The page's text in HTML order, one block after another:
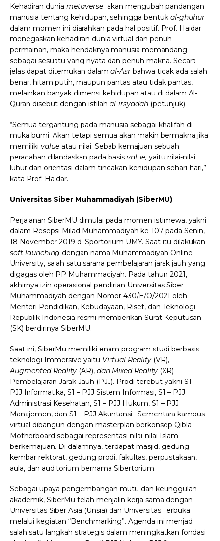
Kehadiran dunia metaverse akan mengubah pandangan
manusia tentang kehidupan, sehingga bentuk al-ghuhur
dalam momen ini diarahkan pada hal positif. Prof. Haidar
menegaskan kehadiran dunia virtual dan penuh
permainan, maka hendaknya manusia memandang
sebagai sesuatu yang nyata dan penuh makna. Secara
jelas dapat ditemukan dalam al-Asr bahwa tidak ada salah
benar, hitam putih, maupun pantas atau tidak pantas,
melainkan banyak dimensi kehidupan atau di dalam Al-
Quran disebut dengan istilah al-irsyadah (petunjuk).
“Semua tergantung pada manusia sebagai khalifah di
muka bumi. Akan tetapi semua akan makin bermakna jika
memiliki value atau nilai. Sebab kemajuan sebuah
peradaban dilandaskan pada basis value, yaitu nilai-nilai
luhur dan orientasi dalam tindakan kehidupan sehari-hari,”
kata Prof. Haidar.
Universitas Siber Muhammadiyah (SiberMU)
Perjalanan SiberMU dimulai pada momen istimewa, yakni
dalam Resepsi Milad Muhammadiyah ke-107 pada Senin,
18 November 2019 di Sportorium UMY. Saat itu dilakukan
soft launching dengan nama Muhammadiyah Online
University, salah satu sarana pembelajaran jarak jauh yang
digagas oleh PP Muhammadiyah. Pada tahun 2021,
akhirnya izin operasional pendirian Universitas Siber
Muhammadiyah dengan Nomor 430/E/O/2021 oleh
Menteri Pendidikan, Kebudayaan, Riset, dan Teknologi
Republik Indonesia resmi memberikan Surat Keputusan
(SK) berdirinya SiberMU.
Saat ini, SiberMu memiliki enam program studi berbasis
teknologi Immersive yaitu Virtual Reality (VR),
Augmented Reality (AR), dan Mixed Reality (XR)
Pembelajaran Jarak Jauh (PJJ). Prodi terebut yakni S1 –
PJJ Informatika, S1 – PJJ Sistem Informasi, S1 – PJJ
Administrasi Kesehatan, S1 – PJJ Hukum, S1 – PJJ
Manajemen, dan S1 – PJJ Akuntansi. Sementara kampus
virtual dibangun dengan masterplan berkonsep Qibla
Motherboard sebagai representasi nilai-nilai Islam
berkemajuan. Di dalamnya, terdapat masjid, gedung
kembar rektorat, gedung prodi, fakultas, perpustakaan,
aula, dan auditorium bernama Sibertorium.
Sebagai upaya pengembangan mutu dan keunggulan
akademik, SiberMu telah menjalin kerja sama dengan
Universitas Siber Asia (Unsia) dan Universitas Terbuka
melalui kegiatan “Benchmarking”. Agenda ini menjadi
salah satu langkah strategis dalam meningkatkan fondasi